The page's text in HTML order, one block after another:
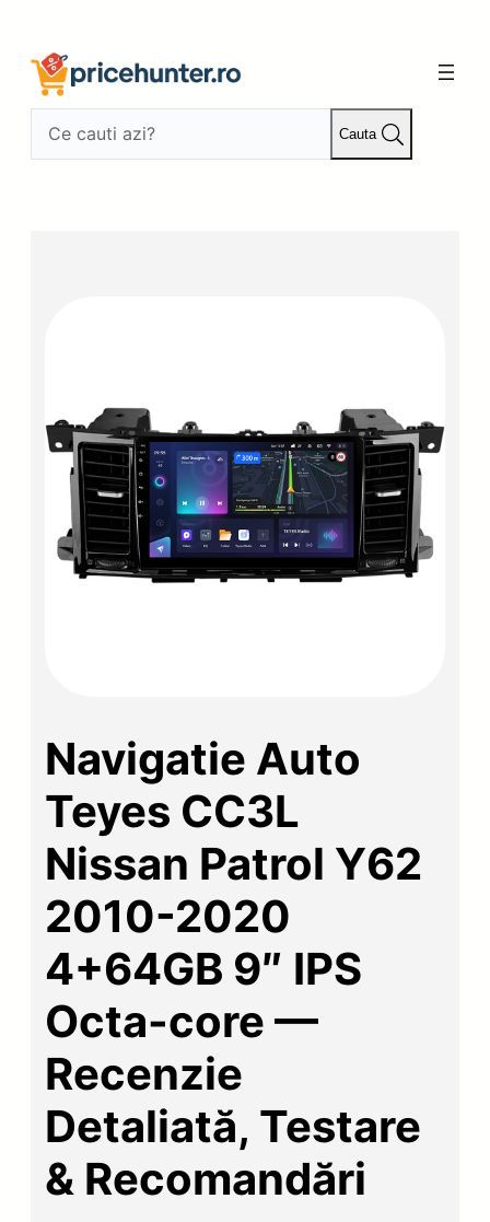
conținut
Cauta
Navigatie Auto
Teyes CC3L
Nissan Patrol Y62
2010-2020
4+64GB 9″ IPS
Octa-core —
Recenzie
Detaliată, Testare
& Recomandări